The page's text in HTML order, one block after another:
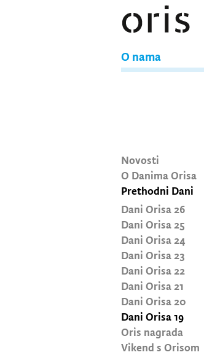
O nama
Novosti
O Danima Orisa
Prethodni Dani
Dani Orisa 26
Dani Orisa 25
Dani Orisa 24
Dani Orisa 23
Dani Orisa 22
Dani Orisa 21
Dani Orisa 20
Dani Orisa 19
Oris nagrada
Vikend s Orisom